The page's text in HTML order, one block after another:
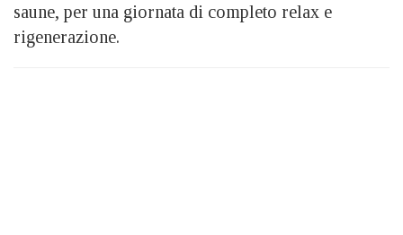
saune, per una giornata di completo relax e
rigenerazione.